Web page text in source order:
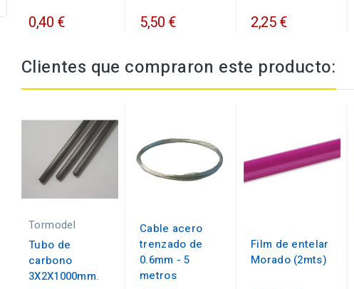
0,40 € 5,50 € 2,25 €
Clientes que compraron este producto:
Tormodel
Tubo de
carbono
3X2X1000mm.
Cable acero
trenzado de
0.6mm - 5
metros
Film de entelar
Morado (2mts)